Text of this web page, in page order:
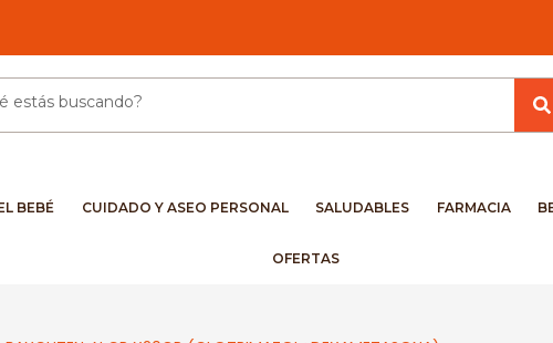
BEBÉ CUIDADO Y ASEO PERSONAL SALUDABLES FARMACIA
OFERTAS